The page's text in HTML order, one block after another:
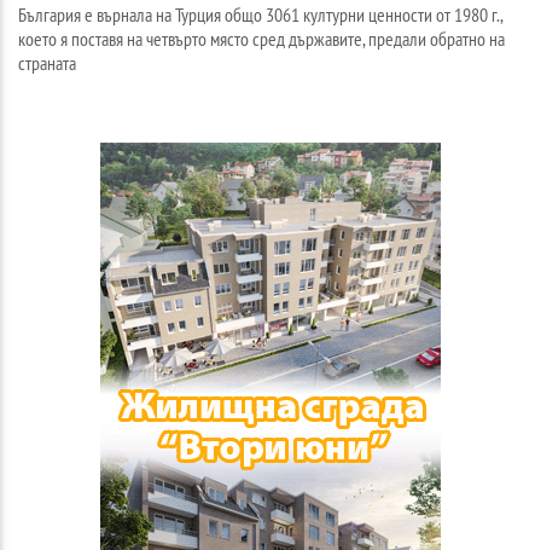
България е върнала на Турция общо 3061 културни ценности от 1980 г.,
което я поставя на четвърто място сред държавите, предали обратно на
страната